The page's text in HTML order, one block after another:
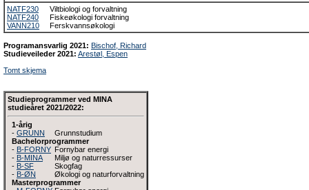
NATF230
Viltbiologi og forvaltning
NATF240
Fiskeøkologi forvaltning
VANN210
Ferskvannsøkologi
Programansvarlig 2021: Bischof, Richard
Studieveileder 2021: Arestøl, Espen
Tomt skjema
Studieprogrammer ved MINA
studieåret 2021/2022:
1-årig
- GRUNN
Grunnstudium
Bachelorprogrammer
- B-FORNY Fornybar energi
- B-MINA
Miljø og naturressurser
- B-SF
Skogfag
- B-ØN
Økologi og naturforvaltning
Masterprogrammer